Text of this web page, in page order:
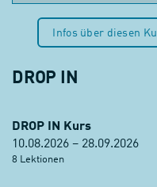
Infos über diesen
DROP IN
DROP IN Kurs
10.08.2026 – 28.09.2026
8 Lektionen